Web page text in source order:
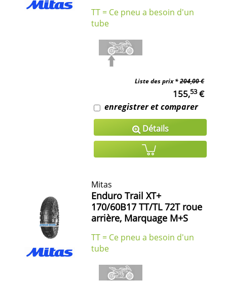
TT = Ce pneu a besoin d'un
tube
Liste des prix *204,00 €
155,53€
enregistrer et comparer
Détails
Mitas
Enduro Trail XT+
170/60B17 TT/TL 72T roue
arrière, Marquage M+S
TT = Ce pneu a besoin d'un
tube